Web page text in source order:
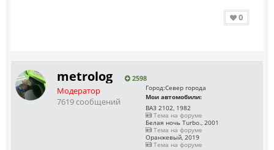
0
metrolog 2598
Модератор
7619 сообщений
Город:Север города
Мои автомобили:
ВАЗ 2102, 1982
Тема на форуме
Белая ночь Turbo., 2001
Тема на форуме
Оранжевый, 2019
Тема на форуме